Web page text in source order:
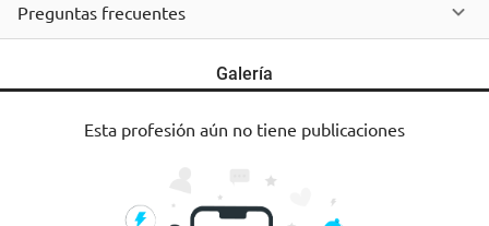
Preguntas frecuentes
Galería
Esta profesión aún no tiene publicaciones